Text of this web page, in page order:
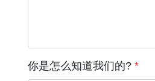
你是怎么知道我们的?*